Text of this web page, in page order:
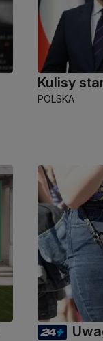
Kulisy
POLSKA